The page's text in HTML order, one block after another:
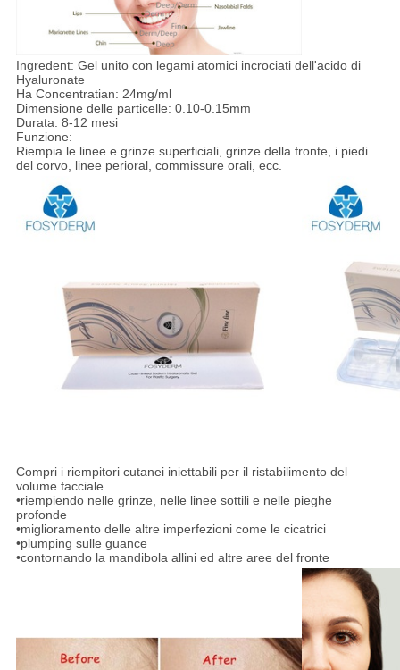
Ingredent: Gel unito con legami atomici incrociati dell'acido di
Hyaluronate
Ha Concentratian: 24mg/ml
Dimensione delle particelle: 0.10-0.15mm
Durata: 8-12 mesi
Funzione:
Riempia le linee e grinze superficiali, grinze della fronte, i piedi
del corvo, linee perioral, commissure orali, ecc.
Compri i riempitori cutanei iniettabili per il ristabilimento del
volume facciale
•riempiendo nelle grinze, nelle linee sottili e nelle pieghe
profonde
•miglioramento delle altre imperfezioni come le cicatrici
•plumping sulle guance
•contornando la mandibola allini ed altre aree del fronte